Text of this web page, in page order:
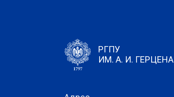
РГПУ
ИМ. А. И. ГЕРЦЕНА